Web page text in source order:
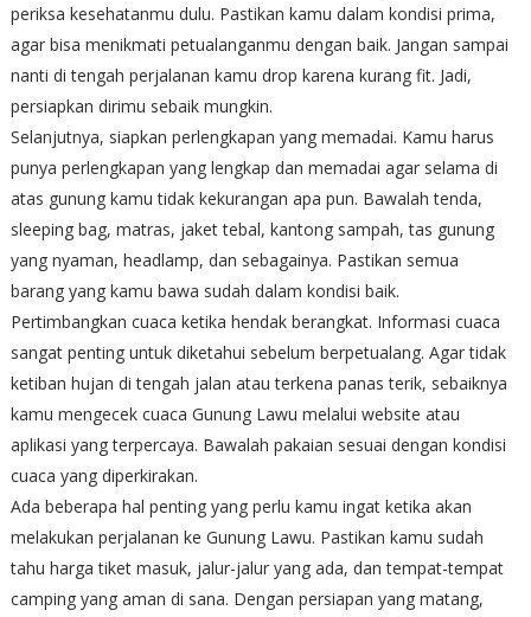
periksa kesehatanmu dulu. Pastikan kamu dalam kondisi prima,
agar bisa menikmati petualanganmu dengan baik. Jangan sampai
nanti di tengah perjalanan kamu drop karena kurang fit. Jadi,
persiapkan dirimu sebaik mungkin.
Selanjutnya, siapkan perlengkapan yang memadai. Kamu harus
punya perlengkapan yang lengkap dan memadai agar selama di
atas gunung kamu tidak kekurangan apa pun. Bawalah tenda,
sleeping bag, matras, jaket tebal, kantong sampah, tas gunung
yang nyaman, headlamp, dan sebagainya. Pastikan semua
barang yang kamu bawa sudah dalam kondisi baik.
Pertimbangkan cuaca ketika hendak berangkat. Informasi cuaca
sangat penting untuk diketahui sebelum berpetualang. Agar tidak
ketiban hujan di tengah jalan atau terkena panas terik, sebaiknya
kamu mengecek cuaca Gunung Lawu melalui website atau
aplikasi yang terpercaya. Bawalah pakaian sesuai dengan kondisi
cuaca yang diperkirakan.
Ada beberapa hal penting yang perlu kamu ingat ketika akan
melakukan perjalanan ke Gunung Lawu. Pastikan kamu sudah
tahu harga tiket masuk, jalur-jalur yang ada, dan tempat-tempat
camping yang aman di sana. Dengan persiapan yang matang,